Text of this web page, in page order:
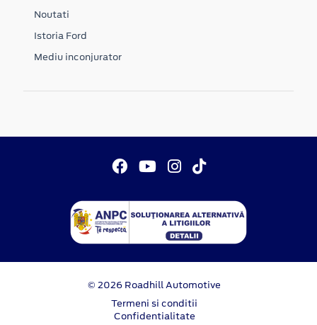
Noutati
Istoria Ford
Mediu inconjurator
© 2026 Roadhill Automotive
Termeni si conditii
Confidentialitate